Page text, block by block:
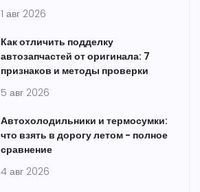
1 авг 2026
Как отличить подделку
автозапчастей от оригинала: 7
признаков и методы проверки
5 авг 2026
Автохолодильники и термосумки:
что взять в дорогу летом - полное
сравнение
4 авг 2026